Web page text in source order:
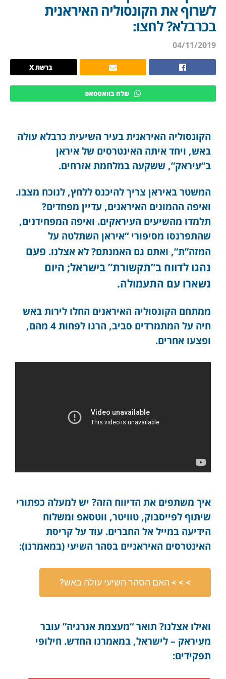
לשרוף את הקונסוליה האיראנית
בכרבלא? לחצו:
04/11/2019
ברשת X
שלח בוואטסאפ
הקונסוליה האיראנית בעיר השיעית כרבלא עולה
באש, ויחד איתה האינטרסים של איראן
ב”עיראק”, ששקעה במלחמת אזרחים.
המשטר באיראן צריך להיכנס ללחץ, לנוכח מצבו.
ואיפה ההמונים האיראנים, עדיין מפחדים?
תלמדו מהשיעים העיראקים. ואיפה המפחידנים,
שהתפרנסו מסיפורי “איראן השתלטה על
המזה”ת”, ואתם גם האמנתם? לא אצלנו. פעם
נהגו לדווח ב”תקשורת” בישראל; היום
נשארו עם התעמולה.
ממתחם הקונסוליה האיראנים החלו לירות באש
חיה על המתמרדים סביב, הרגו לפחות 4 מהם,
ופצעו אחרים.
איך משתפים את הדיווח הזה? יש למעלה כפתורי
שיתוף לפייסבוק, טוויטר, ווטסאפ ומשלוח
הידיעה במייל אל החברים. עוד על קריסת
האינטרסים האיראניים בסהר השיעי (במאמרנו):
> > > האם הסהר השיעי עולה באש?
ואילו אצלנו? תואר “מעצמת אנרגיה” עובר
מעיראק – לישראל, במאמרנו החדש. חילופי
תפקידים: